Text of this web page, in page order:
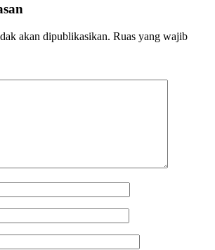
akan dipublikasikan. Ruas yang wajib